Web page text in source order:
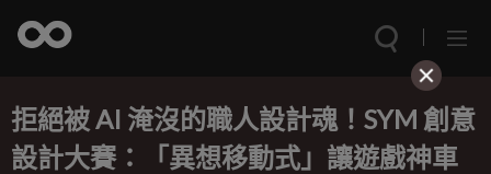
拒絕被 AI 淹沒的職人設計魂！SYM 創意
設計大賽：「異想移動式」讓遊戲神車